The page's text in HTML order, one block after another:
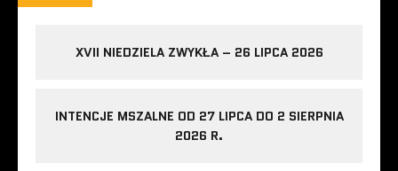
XVII NIEDZIELA ZWYKŁA – 26 LIPCA 2026
INTENCJE MSZALNE OD 27 LIPCA DO 2 SIERPNIA
2026 R.